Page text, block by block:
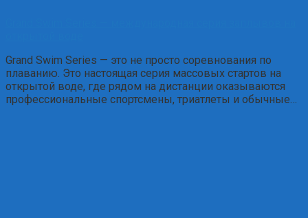
Grand Swim Series — это не просто соревнования по
плаванию. Это настоящая серия массовых стартов на
открытой воде, где рядом на дистанции оказываются
профессиональные спортсмены, триатлеты и обычные…